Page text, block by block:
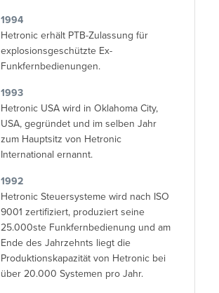
1994
Hetronic erhält PTB-Zulassung für
explosionsgeschützte Ex-
Funkfernbedienungen.
1993
Hetronic USA wird in Oklahoma City,
USA, gegründet und im selben Jahr
zum Hauptsitz von Hetronic
International ernannt.
1992
Hetronic Steuersysteme wird nach ISO
9001 zertifiziert, produziert seine
25.000ste Funkfernbedienung und am
Ende des Jahrzehnts liegt die
Produktionskapazität von Hetronic bei
über 20.000 Systemen pro Jahr.